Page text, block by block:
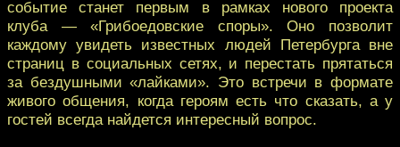
событие станет первым в рамках нового проекта
клуба — «Грибоедовские споры». Оно позволит
каждому увидеть известных людей Петербурга вне
страниц в социальных сетях, и перестать прятаться
за бездушными «лайками». Это встречи в формате
живого общения, когда героям есть что сказать, а у
гостей всегда найдется интересный вопрос.